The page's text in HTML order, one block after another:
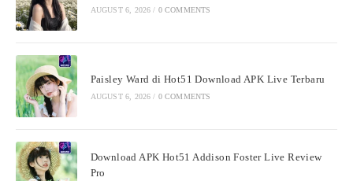
AUGUST 6, 2026 / 0 COMMENTS
Paisley Ward di Hot51 Download APK Live Terbaru
AUGUST 6, 2026 / 0 COMMENTS
Download APK Hot51 Addison Foster Live Review
Pro